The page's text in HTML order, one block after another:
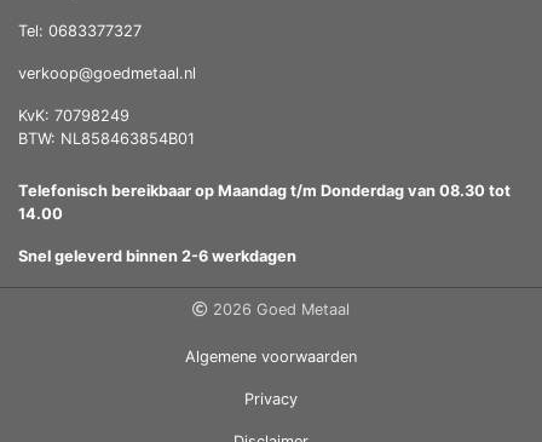
Tel: 0683377327
verkoop@goedmetaal.nl
KvK: 70798249
BTW: NL858463854B01
Telefonisch bereikbaar op Maandag t/m Donderdag van 08.30 tot
14.00
Snel geleverd binnen 2-6 werkdagen
2026 Goed Metaal
Algemene voorwaarden
Privacy